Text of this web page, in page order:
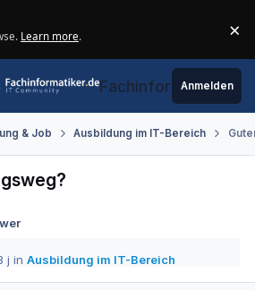
Learn more. ×
Fachinformatiker.de
Anmelden
& Job Ausbildung im IT-Bereich
j inAusbildung im IT-Bereich